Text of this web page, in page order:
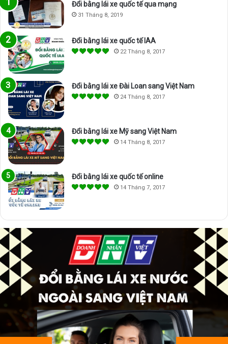
Đổi bằng lái xe quốc tế qua mạng
31 Tháng 8, 2019
Đổi bằng lái xe quốc tế IAA
22 Tháng 8, 2017
Đổi bằng lái xe Đài Loan sang Việt Nam
24 Tháng 8, 2017
Đổi bằng lái xe Mỹ sang Việt Nam
14 Tháng 8, 2017
Đổi bằng lái xe quốc tế online
14 Tháng 7, 2017